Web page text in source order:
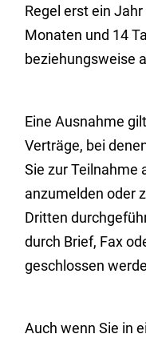
Regel erst ein
Monaten und 14
beziehungsweise
Eine Ausnahme
Verträge, bei
Sie zur Teilnahme
anzumelden oder
Dritten
durch Brief, Fax
geschlossen
Auch wenn Sie in